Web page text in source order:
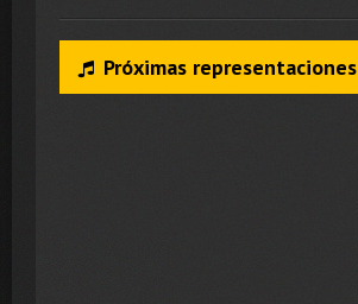
Próximas representaciones